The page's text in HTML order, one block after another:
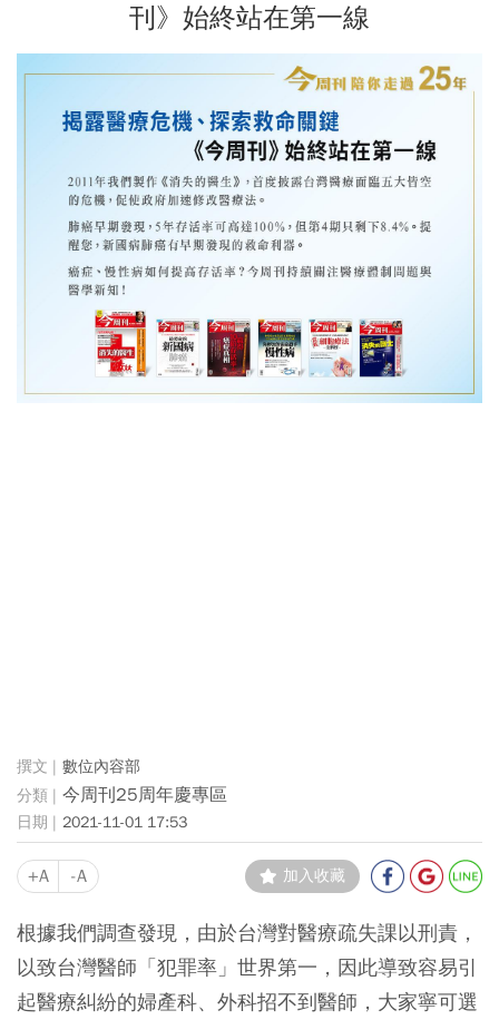
刊》始終站在第一線
數位內容部
今周刊25周年慶專區
2021-11-01 17:53
+A -A 加入收藏
根據我們調查發現，由於台灣對醫療疏失課以刑責，
以致台灣醫師「犯罪率」世界第一，因此導致容易引
起醫療糾紛的婦產科、外科招不到醫師，大家寧可選